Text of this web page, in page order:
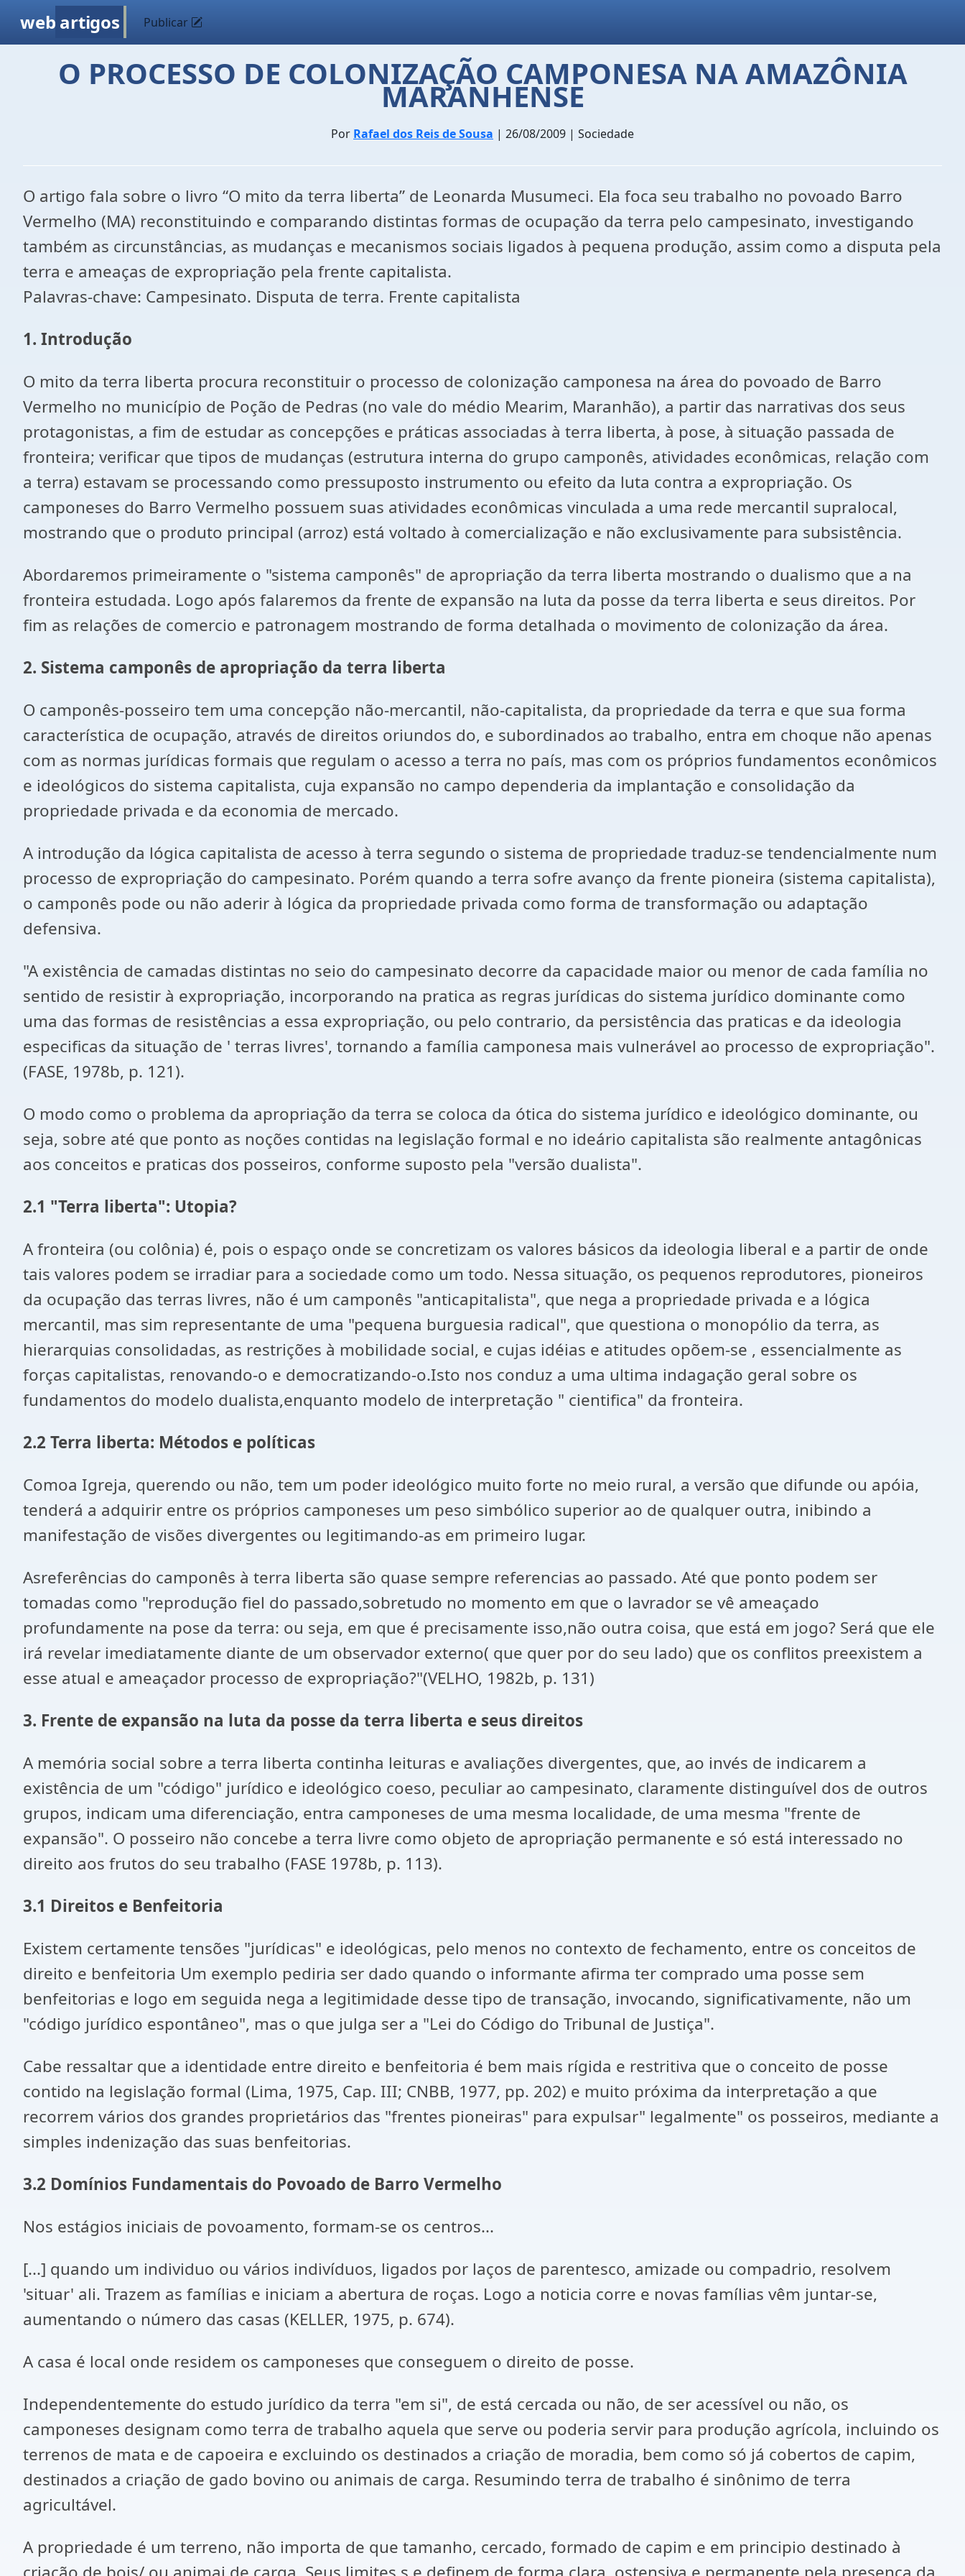
web artigos Publicar
O PROCESSO DE COLONIZAÇÃO CAMPONESA NA AMAZÔNIA
MARANHENSE
Por Rafael dos Reis de Sousa | 26/08/2009 | Sociedade
O artigo fala sobre o livro “O mito da terra liberta” de Leonarda Musumeci. Ela foca seu trabalho no povoado Barro
Vermelho (MA) reconstituindo e comparando distintas formas de ocupação da terra pelo campesinato, investigando
também as circunstâncias, as mudanças e mecanismos sociais ligados à pequena produção, assim como a disputa pela
terra e ameaças de expropriação pela frente capitalista.
Palavras-chave: Campesinato. Disputa de terra. Frente capitalista
1. Introdução
O mito da terra liberta procura reconstituir o processo de colonização camponesa na área do povoado de Barro
Vermelho no município de Poção de Pedras (no vale do médio Mearim, Maranhão), a partir das narrativas dos seus
protagonistas, a fim de estudar as concepções e práticas associadas à terra liberta, à pose, à situação passada de
fronteira; verificar que tipos de mudanças (estrutura interna do grupo camponês, atividades econômicas, relação com
a terra) estavam se processando como pressuposto instrumento ou efeito da luta contra a expropriação. Os
camponeses do Barro Vermelho possuem suas atividades econômicas vinculada a uma rede mercantil supralocal,
mostrando que o produto principal (arroz) está voltado à comercialização e não exclusivamente para subsistência.
Abordaremos primeiramente o "sistema camponês" de apropriação da terra liberta mostrando o dualismo que a na
fronteira estudada. Logo após falaremos da frente de expansão na luta da posse da terra liberta e seus direitos. Por
fim as relações de comercio e patronagem mostrando de forma detalhada o movimento de colonização da área.
2. Sistema camponês de apropriação da terra liberta
O camponês-posseiro tem uma concepção não-mercantil, não-capitalista, da propriedade da terra e que sua forma
característica de ocupação, através de direitos oriundos do, e subordinados ao trabalho, entra em choque não apenas
com as normas jurídicas formais que regulam o acesso a terra no país, mas com os próprios fundamentos econômicos
e ideológicos do sistema capitalista, cuja expansão no campo dependeria da implantação e consolidação da
propriedade privada e da economia de mercado.
A introdução da lógica capitalista de acesso à terra segundo o sistema de propriedade traduz-se tendencialmente num
processo de expropriação do campesinato. Porém quando a terra sofre avanço da frente pioneira (sistema capitalista),
o camponês pode ou não aderir à lógica da propriedade privada como forma de transformação ou adaptação
defensiva.
"A existência de camadas distintas no seio do campesinato decorre da capacidade maior ou menor de cada família no
sentido de resistir à expropriação, incorporando na pratica as regras jurídicas do sistema jurídico dominante como
uma das formas de resistências a essa expropriação, ou pelo contrario, da persistência das praticas e da ideologia
especificas da situação de ' terras livres', tornando a família camponesa mais vulnerável ao processo de expropriação".
(FASE, 1978b, p. 121).
O modo como o problema da apropriação da terra se coloca da ótica do sistema jurídico e ideológico dominante, ou
seja, sobre até que ponto as noções contidas na legislação formal e no ideário capitalista são realmente antagônicas
aos conceitos e praticas dos posseiros, conforme suposto pela "versão dualista".
2.1 "Terra liberta": Utopia?
A fronteira (ou colônia) é, pois o espaço onde se concretizam os valores básicos da ideologia liberal e a partir de onde
tais valores podem se irradiar para a sociedade como um todo. Nessa situação, os pequenos reprodutores, pioneiros
da ocupação das terras livres, não é um camponês "anticapitalista", que nega a propriedade privada e a lógica
mercantil, mas sim representante de uma "pequena burguesia radical", que questiona o monopólio da terra, as
hierarquias consolidadas, as restrições à mobilidade social, e cujas idéias e atitudes opõem-se , essencialmente as
forças capitalistas, renovando-o e democratizando-o.Isto nos conduz a uma ultima indagação geral sobre os
fundamentos do modelo dualista,enquanto modelo de interpretação " cientifica" da fronteira.
2.2 Terra liberta: Métodos e políticas
Comoa Igreja, querendo ou não, tem um poder ideológico muito forte no meio rural, a versão que difunde ou apóia,
tenderá a adquirir entre os próprios camponeses um peso simbólico superior ao de qualquer outra, inibindo a
manifestação de visões divergentes ou legitimando-as em primeiro lugar.
Asreferências do camponês à terra liberta são quase sempre referencias ao passado. Até que ponto podem ser
tomadas como "reprodução fiel do passado,sobretudo no momento em que o lavrador se vê ameaçado
profundamente na pose da terra: ou seja, em que é precisamente isso,não outra coisa, que está em jogo? Será que ele
irá revelar imediatamente diante de um observador externo( que quer por do seu lado) que os conflitos preexistem a
esse atual e ameaçador processo de expropriação?"(VELHO, 1982b, p. 131)
3. Frente de expansão na luta da posse da terra liberta e seus direitos
A memória social sobre a terra liberta continha leituras e avaliações divergentes, que, ao invés de indicarem a
existência de um "código" jurídico e ideológico coeso, peculiar ao campesinato, claramente distinguível dos de outros
grupos, indicam uma diferenciação, entra camponeses de uma mesma localidade, de uma mesma "frente de
expansão". O posseiro não concebe a terra livre como objeto de apropriação permanente e só está interessado no
direito aos frutos do seu trabalho (FASE 1978b, p. 113).
3.1 Direitos e Benfeitoria
Existem certamente tensões "jurídicas" e ideológicas, pelo menos no contexto de fechamento, entre os conceitos de
direito e benfeitoria Um exemplo pediria ser dado quando o informante afirma ter comprado uma posse sem
benfeitorias e logo em seguida nega a legitimidade desse tipo de transação, invocando, significativamente, não um
"código jurídico espontâneo", mas o que julga ser a "Lei do Código do Tribunal de Justiça".
Cabe ressaltar que a identidade entre direito e benfeitoria é bem mais rígida e restritiva que o conceito de posse
contido na legislação formal (Lima, 1975, Cap. III; CNBB, 1977, pp. 202) e muito próxima da interpretação a que
recorrem vários dos grandes proprietários das "frentes pioneiras" para expulsar" legalmente" os posseiros, mediante a
simples indenização das suas benfeitorias.
3.2 Domínios Fundamentais do Povoado de Barro Vermelho
Nos estágios iniciais de povoamento, formam-se os centros...
[...] quando um individuo ou vários indivíduos, ligados por laços de parentesco, amizade ou compadrio, resolvem
'situar' ali. Trazem as famílias e iniciam a abertura de roças. Logo a noticia corre e novas famílias vêm juntar-se,
aumentando o número das casas (KELLER, 1975, p. 674).
A casa é local onde residem os camponeses que conseguem o direito de posse.
Independentemente do estudo jurídico da terra "em si", de está cercada ou não, de ser acessível ou não, os
camponeses designam como terra de trabalho aquela que serve ou poderia servir para produção agrícola, incluindo os
terrenos de mata e de capoeira e excluindo os destinados a criação de moradia, bem como só já cobertos de capim,
destinados a criação de gado bovino ou animais de carga. Resumindo terra de trabalho é sinônimo de terra
agricultável.
A propriedade é um terreno, não importa de que tamanho, cercado, formado de capim e em principio destinado à